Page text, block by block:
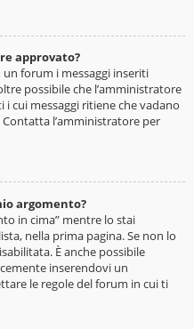
approvato?
forum i messaggi inseriti
possibile che l’amministratore
cui messaggi ritiene che vadano
l’amministratore per
argomento?
in cima” mentre lo stai
nella prima pagina. Se non lo
È anche possibile
inserendovi un
le regole del forum in cui ti